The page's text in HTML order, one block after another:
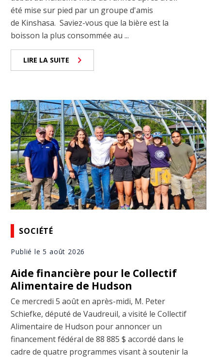
été mise sur pied par un groupe d'amis
de Kinshasa. Saviez-vous que la bière est la
boisson la plus consommée au ...
LIRE LA SUITE
SOCIÉTÉ
Publié le 5 août 2026
Aide financière pour le Collectif
Alimentaire de Hudson
Ce mercredi 5 août en après-midi, M. Peter
Schiefke, député de Vaudreuil, a visité le Collectif
Alimentaire de Hudson pour annoncer un
financement fédéral de 88 885 $ accordé dans le
cadre de quatre programmes visant à soutenir la